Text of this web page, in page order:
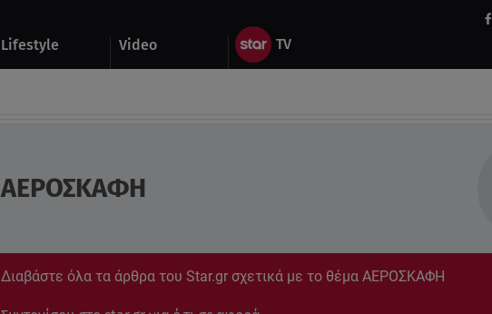
Lifestyle Video
ΑΕΡΟΣΚΑΦΗ
Διαβάστε όλα τα άρθρα του Star.gr σχετικά με το θέμα ΑΕΡΟΣΚΑΦΗ